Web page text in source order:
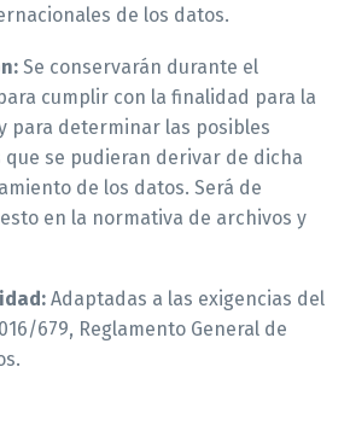
de los datos.
Se conservarán durante el
cumplir con la finalidad para la
para determinar las posibles
se pudieran derivar de dicha
de los datos. Será de
en la normativa de archivos y
Adaptadas a las exigencias del
679, Reglamento General de